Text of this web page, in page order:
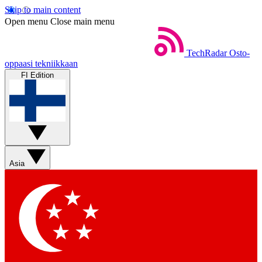
Skip to main content
Open menu Close main menu
TechRadar Osto-
oppaasi tekniikkaan
FI Edition
Asia